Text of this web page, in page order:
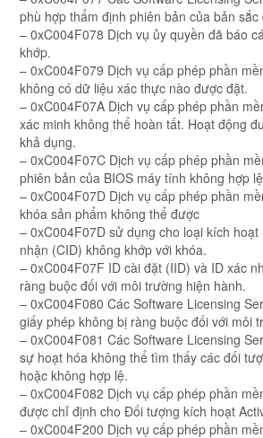
phù hợp thẩm định phiên bản của bản sắc
– 0xC004F078 Dịch vụ ủy quyền đã báo
khớp.
– 0xC004F079 Dịch vụ cấp phép phần
không có dữ liệu xác thực nào được đặt.
– 0xC004F07A Dịch vụ cấp phép phần
xác minh không thể hoàn tất. Hoạt động
khả dụng.
– 0xC004F07C Dịch vụ cấp phép phần
phiên bản của BIOS máy tính không hợp
– 0xC004F07D Dịch vụ cấp phép phần
khóa sản phẩm không thể được
– 0xC004F07D sử dụng cho loại kích hoạt
nhận (CID) không khớp với khóa.
– 0xC004F07F ID cài đặt (IID) và ID xác
ràng buộc đối với môi trường hiện hành.
– 0xC004F080 Các Software Licensing
giấy phép không bị ràng buộc đối với môi
– 0xC004F081 Các Software Licensing
sự hoạt hóa không thể tìm thấy các đối
hoặc không hợp lệ.
– 0xC004F082 Dịch vụ cấp phép phần
được chỉ định cho Đối tượng kích hoạt
– 0xC004F200 Dịch vụ cấp phép phần